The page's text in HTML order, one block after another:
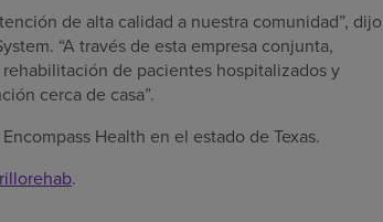
de alta calidad a nuestra comunidad”, dijo
“A través de esta empresa conjunta,
de pacientes hospitalizados y
cerca de casa”.
Health en el estado de Texas.
.